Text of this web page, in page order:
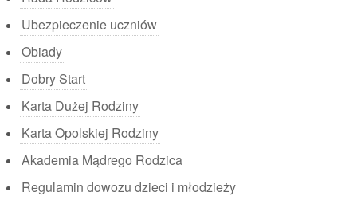
Ubezpieczenie uczniów
Obiady
Dobry Start
Karta Dużej Rodziny
Karta Opolskiej Rodziny
Akademia Mądrego Rodzica
Regulamin dowozu dzieci i młodzieży